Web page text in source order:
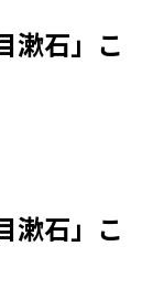
漱石」こ
漱石」こ